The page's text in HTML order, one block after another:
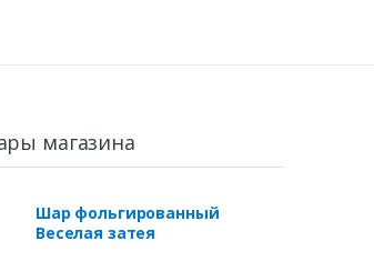
магазина
Шар фольгированный
Веселая затея